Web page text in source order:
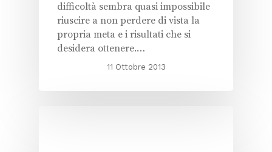
difficoltà sembra quasi impossibile
riuscire a non perdere di vista la
propria meta e i risultati che si
desidera ottenere.…
11 Ottobre 2013